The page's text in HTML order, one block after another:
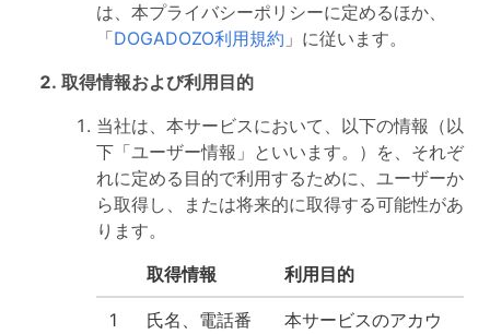
は、本プライバシーポリシーに定めるほか、
「DOGADOZO利用規約 」に従います。
取得情報および利用目的
当社は、本サービスにおいて、以下の情報（以
下「ユーザー情報」といいます。）を、それぞ
れに定める目的で利用するために、ユーザーか
ら取得し、または将来的に取得する可能性があ
ります。
取得情報
利用目的
1
氏名、電話番
本サービスのアカウ